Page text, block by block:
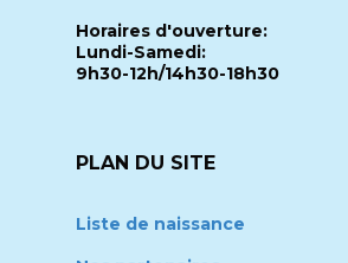
Horaires d'ouverture:
Lundi-Samedi:
9h30-12h/14h30-18h30
PLAN DU SITE
Liste de naissance